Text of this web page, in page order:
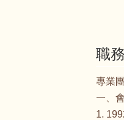
職
專業
一、
1.